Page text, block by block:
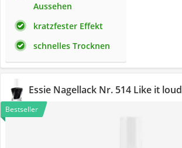
Aussehen
kratzfester Effekt
schnelles Trocknen
Essie Nagellack Nr. 514 Like it loud
Bestseller